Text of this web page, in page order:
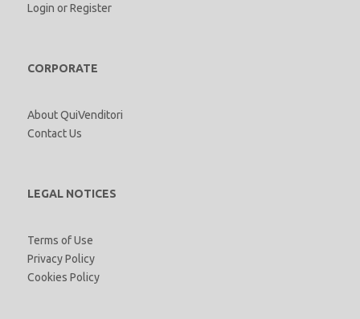
Login orRegister
CORPORATE
About QuiVenditori
Contact Us
LEGAL NOTICES
Terms of Use
Privacy Policy
Cookies Policy